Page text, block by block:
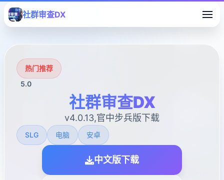
社群审查DX
热门推荐
5.0
社群审查DX
v4.0.13,官中步兵版下载
SLG 电脑 安卓
中文版下载